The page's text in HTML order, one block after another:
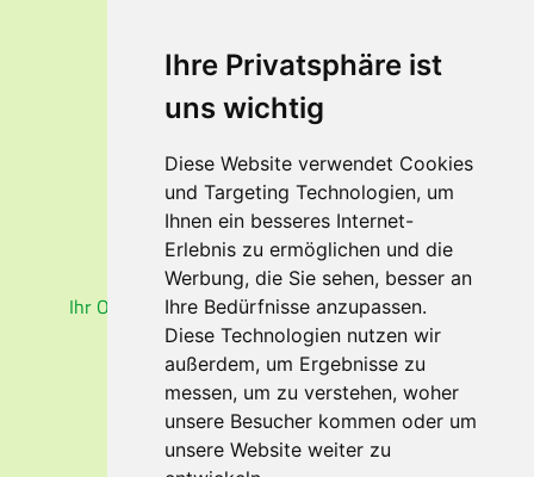
Ihre Privatsphäre ist
uns wichtig
Diese Website verwendet Cookies
und Targeting Technologien, um
Ihnen ein besseres Internet-
Erlebnis zu ermöglichen und die
Werbung, die Sie sehen, besser an
Ihre Bedürfnisse anzupassen.
Diese Technologien nutzen wir
außerdem, um Ergebnisse zu
messen, um zu verstehen, woher
unsere Besucher kommen oder um
unsere Website weiter zu
Auswärtiges Amt
Visa-Dienst
Reisemedizin
ESTA-Einreise USA
ETA-Einreise Kanada
Fluggastrechte
RUCKSACKPROFI
Ihr Onlineshop für Rucksäcke und Wanderkarten
EMPFEHLEN SIE UNS